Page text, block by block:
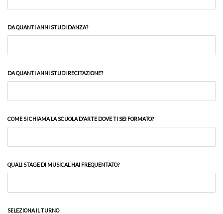
DA QUANTI ANNI STUDI DANZA?
DA QUANTI ANNI STUDI RECITAZIONE?
COME SI CHIAMA LA SCUOLA D'ARTE DOVE TI SEI FORMATO?
QUALI STAGE DI MUSICAL HAI FREQUENTATO?
SELEZIONA IL TURNO